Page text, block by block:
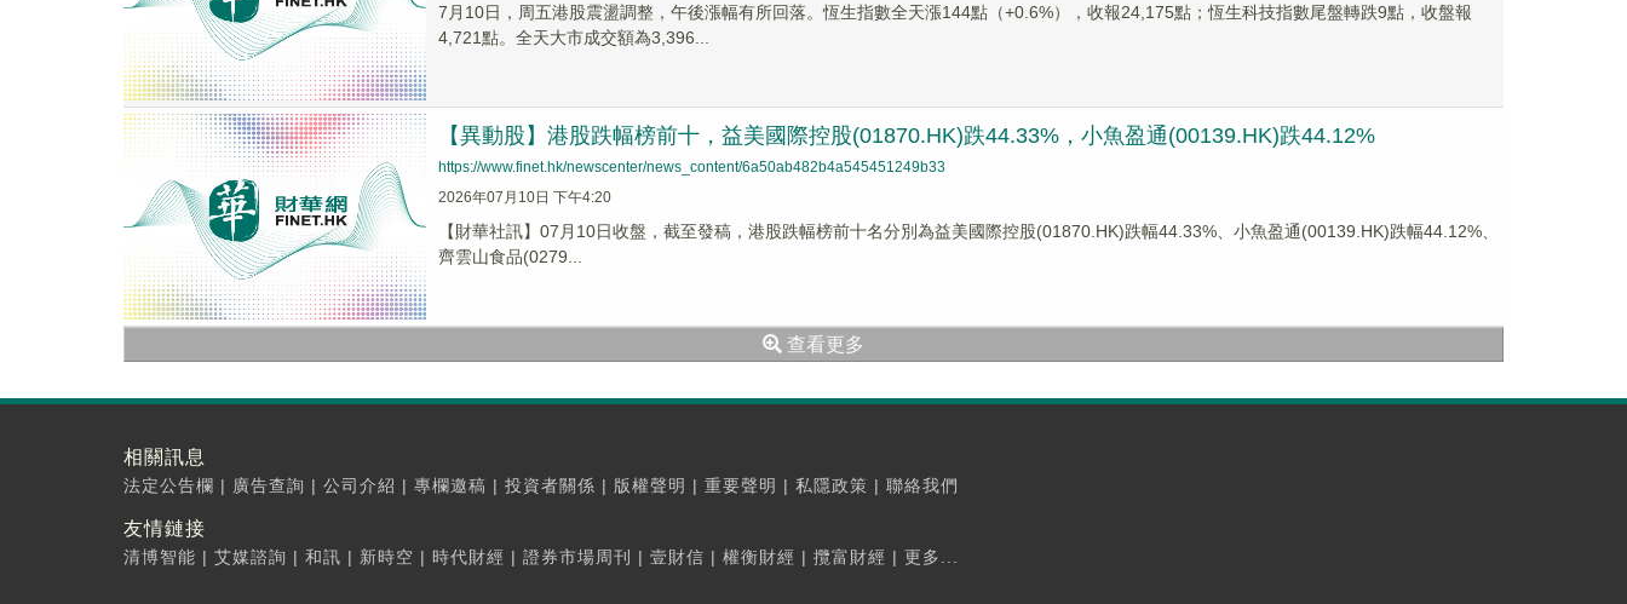
7月10日，周五港股震盪調整，午後漲幅有所回落。恆生指數全天漲144點（+0.6%），收報24,175點；恆生科技指數尾盤轉跌9點，收盤報
4,721點。全天大市成交額為3,396...
【異動股】港股跌幅榜前十，益美國際控股(01870.HK)跌44.33%，小魚盈通(00139.HK)跌44.12%
https://www.finet.hk/newscenter/news_content/6a50ab482b4a545451249b33
2026年07月10日 下午4:20
【財華社訊】07月10日收盤，截至發稿，港股跌幅榜前十名分別為益美國際控股(01870.HK)跌幅44.33%、小魚盈通(00139.HK)跌幅44.12%、
齊雲山食品(0279...
查看更多
相關訊息
法定公告欄 | 廣告查詢 | 公司介紹 | 專欄邀稿 | 投資者關係 | 版權聲明 | 重要聲明 | 私隱政策 | 聯絡我們
友情鏈接
清博智能 | 艾媒諮詢 | 和訊 | 新時空 | 時代財經 | 證券市場周刊 | 壹財信 | 權衡財經 | 攬富財經 | 更多...